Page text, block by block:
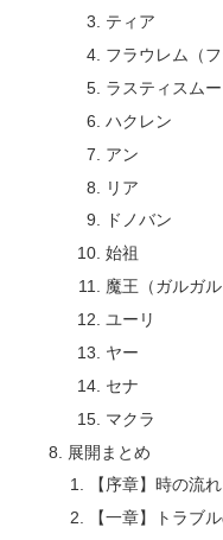
ティア
フラウレム（フ
ラスティスムー
ハクレン
アン
リア
ドノバン
始祖
魔王（ガルガル
ユーリ
ヤー
セナ
マクラ
展開まとめ
【序章】時の流れ
【一章】トラブ